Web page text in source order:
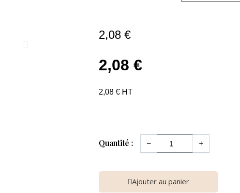
2,08 €
2,08 €
2,08 € HT
Quantité : − +
Ajouter au panier